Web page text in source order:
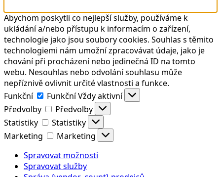
Abychom poskytli co nejlepší služby, používáme k
ukládání a/nebo přístupu k informacím o zařízení,
technologie jako jsou soubory cookies. Souhlas s těmito
technologiemi nám umožní zpracovávat údaje, jako je
chování při procházení nebo jedinečná ID na tomto
webu. Nesouhlas nebo odvolání souhlasu může
nepříznivě ovlivnit určité vlastnosti a funkce.
Funkční
FunkčníVždy aktivní
Předvolby
Předvolby
Statistiky
Statistiky
Marketing
Marketing
Spravovat možnosti
Spravovat služby